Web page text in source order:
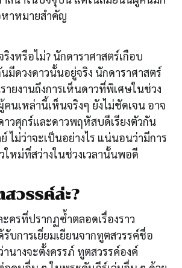
หาหมายสำคัญ
งหรือไม่? นักดาราศาสตร์เกือบ
มีดวงดาวนั้นอยู่จริง นักดาราศาสตร์
ยงานถึงการเห็นดาวที่พิเศษในช่วง
คนเหล่านี้เห็นจริงๆ ยังไม่ชัดเจน อาจ
าวศุกร์และดาวพฤหัสบดีเรียงตัวกัน
ไม่ว่าจะเป็นอย่างไร แน่นอนว่ามีการ
หม่ที่สว่างในช่วงเวลานั้นพอดี
วรรค์ล่ะ?
ครที่ปรากฏซ้ำตลอดเรื่องราว
รับการเยี่ยมเยียนจากทูตสวรรค์ชื่อ
านางจะตั้งครรภ์ ทูตสวรรค์องค์